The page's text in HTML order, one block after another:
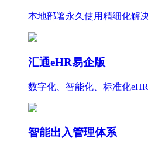
本地部署永久使用精细化解
汇通eHR易企版
数字化、智能化、标准化
智能出入管理体系